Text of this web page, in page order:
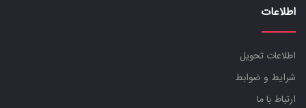
اطلاعات
اطلاعات تحویل
شرایط و ضوابط
ارتباط با ما